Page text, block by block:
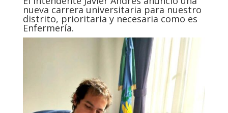
nueva carrera universitaria para nuestro
distrito, prioritaria y necesaria como es
Enfermería.